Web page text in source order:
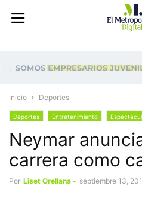
Inicio Deportes
Deportes Entretenimiento
Neymar
carrera como
Por Liset Orellana - septiembre 13,